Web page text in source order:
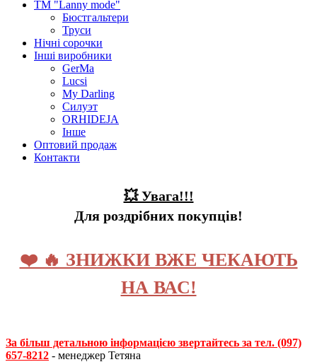
ТМ "Lanny mode"
Бюстгальтери
Труси
Нічні сорочки
Інші виробники
GerMa
Lucsi
My Darling
Силуэт
ORHIDEJA
Інше
Оптовий продаж
Контакти
💥 Увага!!!
Для роздрібних покупців!
❤️ 🔥 ЗНИЖКИ ВЖЕ ЧЕКАЮТЬ
НА ВАС!
За більш детальною інформацією звертайтесь за тел. (097)
657-8212 - менеджер Тетяна